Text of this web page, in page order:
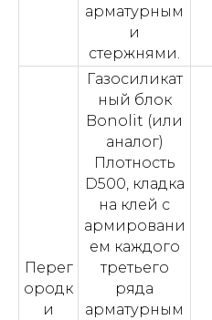
арматурным
и
стержнями.
Перег
ородк
и
Газосиликат
ный блок
Bonolit (или
аналог)
Плотность
D500, кладка
на клей с
армировани
ем каждого
третьего
ряда
арматурным